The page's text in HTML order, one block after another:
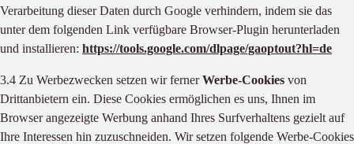
Verarbeitung dieser Daten durch Google verhindern, indem sie das
unter dem folgenden Link verfügbare Browser-Plugin herunterladen
und installieren: https://tools.google.com/dlpage/gaoptout?hl=de
3.4 Zu Werbezwecken setzen wir fernerWerbe-Cookies von
Drittanbietern ein. Diese Cookies ermöglichen es uns, Ihnen im
Browser angezeigte Werbung anhand Ihres Surfverhaltens gezielt auf
Ihre Interessen hin zuzuschneiden. Wir setzen folgende Werbe-Cookies